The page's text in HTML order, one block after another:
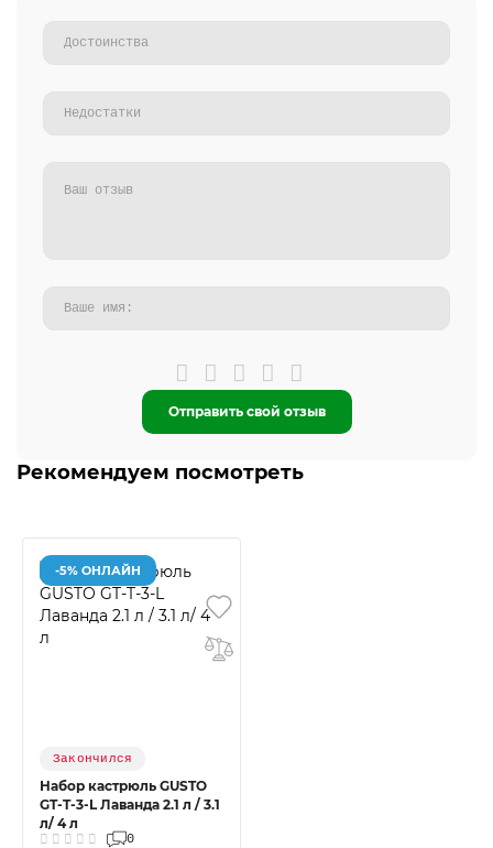
Отправить свой отзыв
Рекомендуем посмотреть
-5% ОНЛАЙН
Закончился
Набор кастрюль GUSTO
GT-T-3-L Лаванда 2.1 л / 3.1
л/ 4 л
0